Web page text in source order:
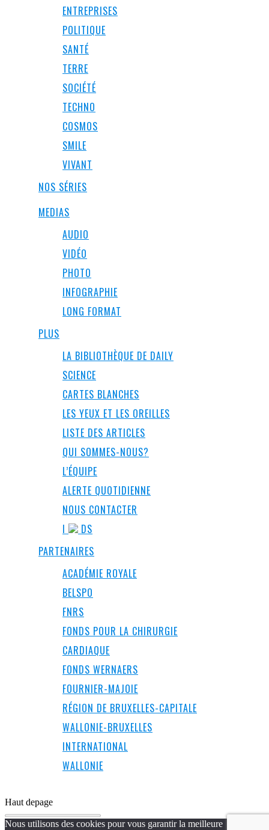
ENTREPRISES
POLITIQUE
SANTÉ
TERRE
SOCIÉTÉ
TECHNO
COSMOS
SMILE
VIVANT
NOS SÉRIES
MEDIAS
AUDIO
VIDÉO
PHOTO
INFOGRAPHIE
LONG FORMAT
PLUS
LA BIBLIOTHÈQUE DE DAILY
SCIENCE
CARTES BLANCHES
LES YEUX ET LES OREILLES
LISTE DES ARTICLES
QUI SOMMES-NOUS?
L’ÉQUIPE
ALERTE QUOTIDIENNE
NOUS CONTACTER
I
DS
PARTENAIRES
ACADÉMIE ROYALE
BELSPO
FNRS
FONDS POUR LA CHIRURGIE
CARDIAQUE
FONDS WERNAERS
FOURNIER-MAJOIE
RÉGION DE BRUXELLES-CAPITALE
WALLONIE-BRUXELLES
INTERNATIONAL
WALLONIE
Haut depage
Nous utilisons des cookies pour vous garantir la meilleure